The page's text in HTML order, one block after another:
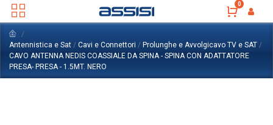
0
Antennistica e Sat / Cavi e Connettori / Prolunghe e Avvolgicavo TV e SAT /
CAVO ANTENNA NEDIS COASSIALE DA SPINA - SPINA CON ADATTATORE
PRESA- PRESA - 1.5MT. NERO